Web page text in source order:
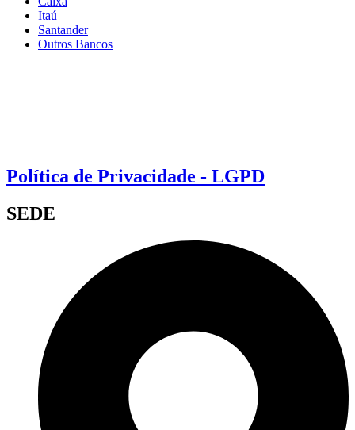
Itaú
Santander
Outros Bancos
Política de Privacidade - LGPD
SEDE